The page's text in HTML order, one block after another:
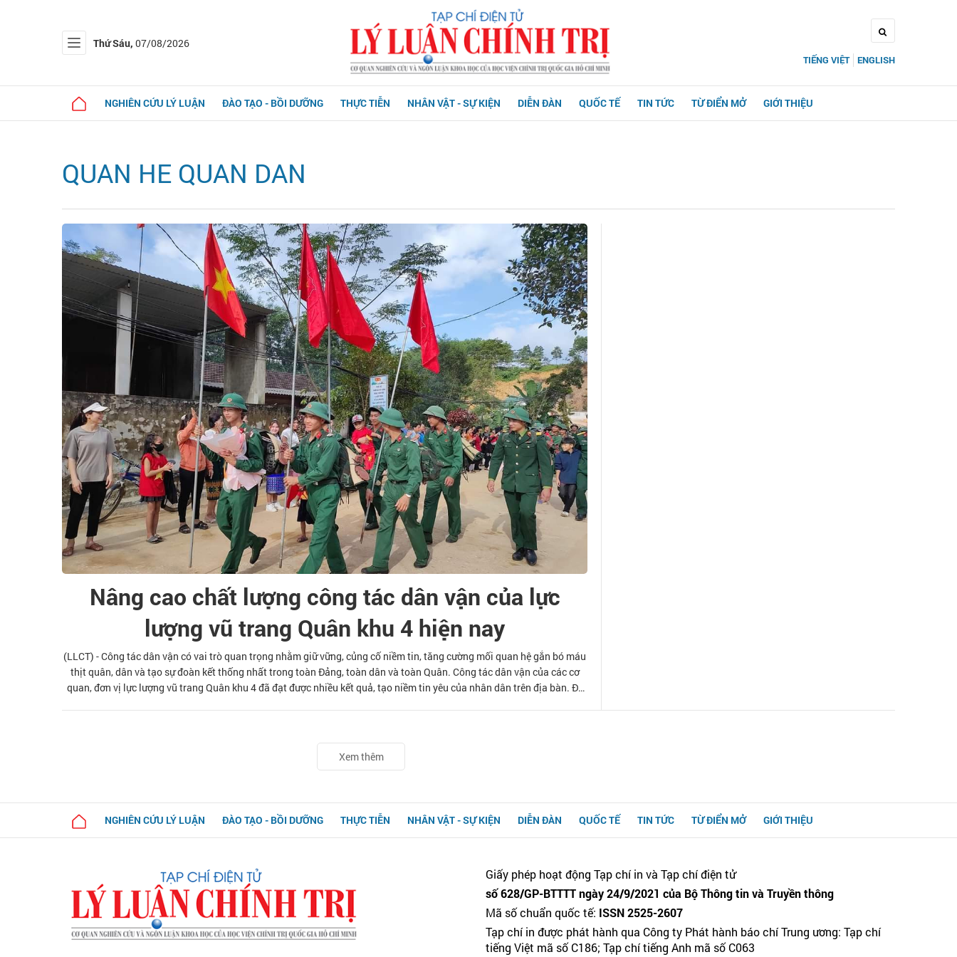
Thứ Sáu, 07/08/2026
TIẾNG VIỆT ENGLISH
NGHIÊN CỨU LÝ LUẬN ĐÀO TẠO - BỒI DƯỠNG THỰC TIỄN NHÂN VẬT - SỰ KIỆN DIỄN ĐÀN QUỐC TẾ TIN TỨC TỪ ĐIỂN MỞ GIỚI THIỆU
QUAN HE QUAN DAN
Nâng cao chất lượng công tác dân vận của lực
lượng vũ trang Quân khu 4 hiện nay
(LLCT) - Công tác dân vận có vai trò quan trọng nhằm giữ vững, củng cố niềm tin, tăng cường mối quan hệ gắn bó máu
thịt quân, dân và tạo sự đoàn kết thống nhất trong toàn Đảng, toàn dân và toàn Quân. Công tác dân vận của các cơ
quan, đơn vị lực lượng vũ trang Quân khu 4 đã đạt được nhiều kết quả, tạo niềm tin yêu của nhân dân trên địa bàn. Để
Xem thêm
NGHIÊN CỨU LÝ LUẬN ĐÀO TẠO - BỒI DƯỠNG THỰC TIỄN NHÂN VẬT - SỰ KIỆN DIỄN ĐÀN QUỐC TẾ TIN TỨC TỪ ĐIỂN MỞ GIỚI THIỆU
Giấy phép hoạt động Tạp chí in và Tạp chí điện tử
số 628/GP-BTTTT ngày 24/9/2021 của Bộ Thông tin và Truyền thông
Mã số chuẩn quốc tế: ISSN 2525-2607
Tạp chí in được phát hành qua Công ty Phát hành báo chí Trung ương: Tạp chí
tiếng Việt mã số C186; Tạp chí tiếng Anh mã số C063